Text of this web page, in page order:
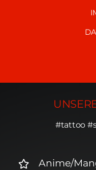
#tattoo
Anime/